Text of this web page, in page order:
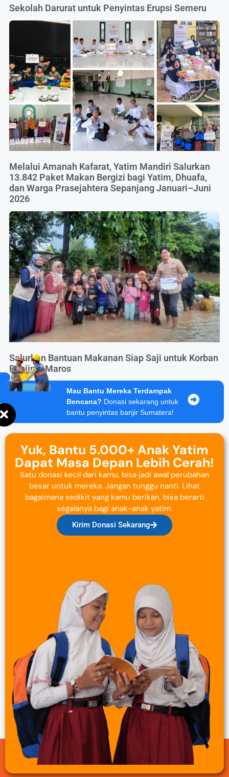
Sekolah Darurat untuk Penyintas Erupsi Semeru
Melalui Amanah Kafarat, Yatim Mandiri Salurkan
13.842 Paket Makan Bergizi bagi Yatim, Dhuafa,
dan Warga Prasejahtera Sepanjang Januari–Juni
2026
Salurkan Bantuan Makanan Siap Saji untuk Korban
Banjir di Maros
Mau Bantu Mereka Terdampak
Bencana? Donasi sekarang untuk
bantu penyintas banjir Sumatera!
Yuk, Bantu 5.000+ Anak Yatim
Dapat Masa Depan Lebih Cerah!
Satu donasi kecil dari kamu, bisa jadi awal perubahan
besar untuk mereka. Jangan tunggu nanti. Lihat
bagaimana sedikit yang kamu berikan, bisa berarti
segalanya bagi anak-anak yatim.
Kirim Donasi Sekarang